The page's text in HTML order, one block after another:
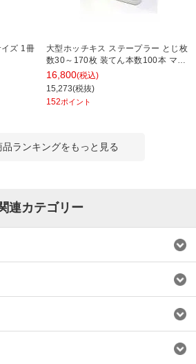
ズ 1冊
大型ホッチキス ステープラー とじ枚
数30～170枚 装てん本数100本 マッ
クス EC-HD-12N-17
16,800(税込)
15,273(税抜)
152ポイント
ランキングをもっと見る
連カテゴリー